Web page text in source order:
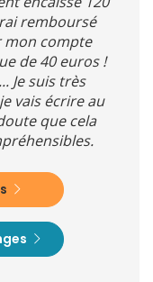
remboursé
mon compte
de 40 euros !
Je suis très
vais écrire au
que cela